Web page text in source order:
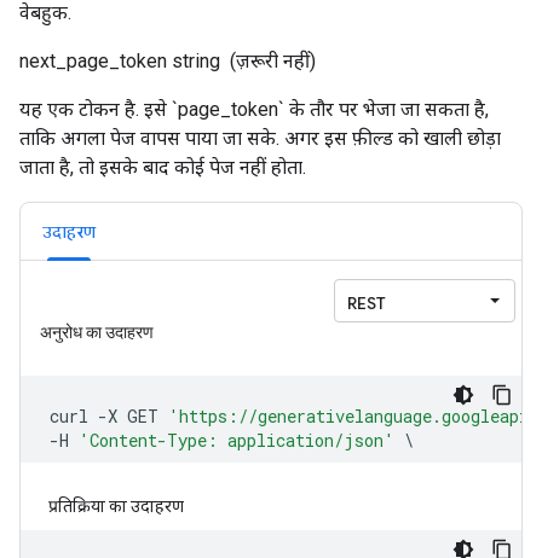
वेबहुक.
next_page_token string (ज़रूरी नहीं)
यह एक टोकन है. इसे `page_token` के तौर पर भेजा जा सकता है,
ताकि अगला पेज वापस पाया जा सके. अगर इस फ़ील्ड को खाली छोड़ा
जाता है, तो इसके बाद कोई पेज नहीं होता.
उदाहरण
प्रतिक्रिया का उदाहरण